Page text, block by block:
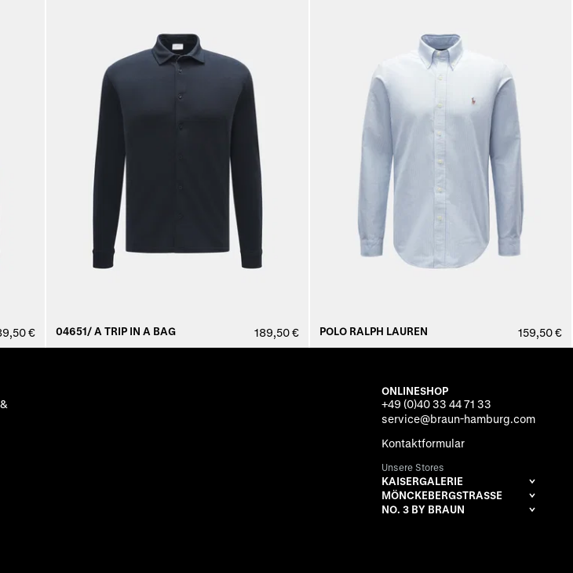
€ 04651/ A TRIP IN A BAG 189,50 € POLO RALPH LAUREN 159,50 €
ONLINESHOP
+49 (0)40 33 44 71 33
service@braun-hamburg.com
Kontaktformular
Unsere Stores
KAISERGALERIE
MÖNCKEBERGSTRASSE
NO. 3 BY BRAUN